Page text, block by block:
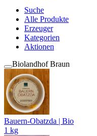
Suche
Alle Produkte
Erzeuger
Kategorien
Aktionen
Biolandhof Braun
Bauern-Obatzda | Bio
1 kg